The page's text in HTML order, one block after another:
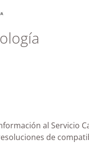
al Servicio
de